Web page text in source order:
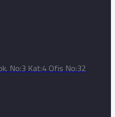
No:3 Kat:4 Ofis No:32